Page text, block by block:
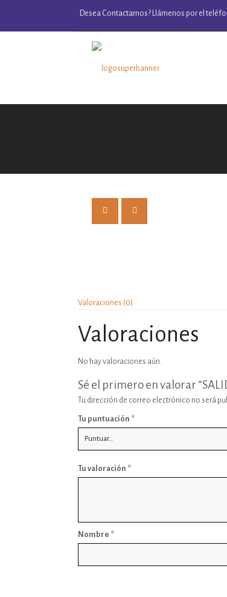
Desea Contactarnos? Llámenos por el
Valoraciones (0)
Valoraciones
No hay valoraciones aún.
Sé el primero en valorar
Tu dirección de correo electrónico no será
Tu puntuación *
Tu valoración *
Nombre *